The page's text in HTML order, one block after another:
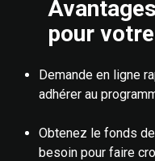
pour
Demande en ligne
adhérer au
Obtenez le fonds
besoin pour faire